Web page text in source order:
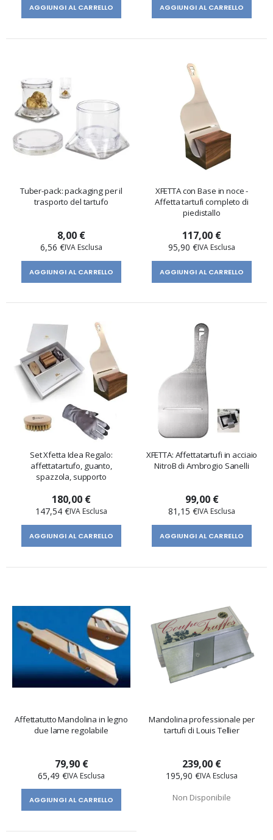
AGGIUNGI AL CARRELLO AGGIUNGI AL CARRELLO
Tuber-pack: packaging per il
trasporto del tartufo
8,00 €
6,56 €
AGGIUNGI AL CARRELLO
XFETTA con Base in noce -
Affetta tartufi completo di
piedistallo
117,00 €
95,90 €
AGGIUNGI AL CARRELLO
Set Xfetta Idea Regalo:
affettatartufo, guanto,
spazzola, supporto
180,00 €
147,54 €
AGGIUNGI AL CARRELLO
XFETTA: Affettatartufi in acciaio
NitroB di Ambrogio Sanelli
99,00 €
81,15 €
AGGIUNGI AL CARRELLO
Affettatutto Mandolina in legno
due lame regolabile
79,90 €
65,49 €
AGGIUNGI AL CARRELLO
Mandolina professionale per
tartufi di Louis Tellier
239,00 €
195,90 €
Non Disponibile